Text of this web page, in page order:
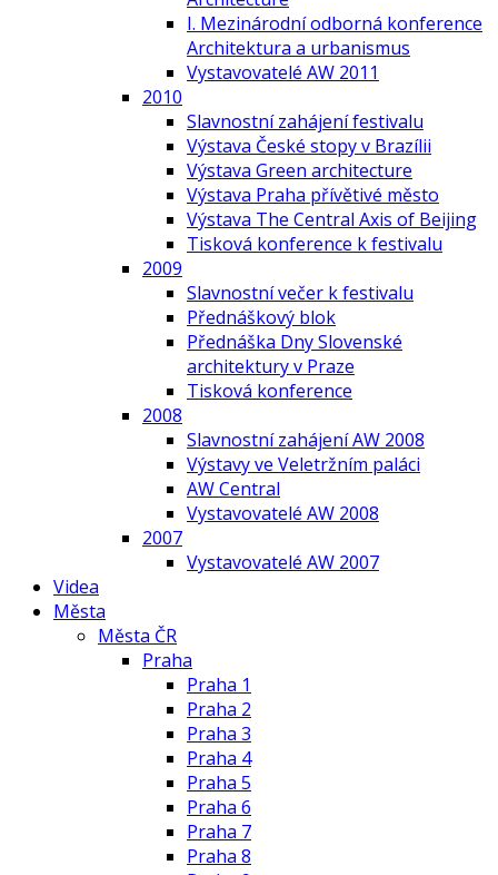
I. Mezinárodní odborná konference
Architektura a urbanismus
Vystavovatelé AW 2011
2010
Slavnostní zahájení festivalu
Výstava České stopy v Brazílii
Výstava Green architecture
Výstava Praha přívětivé město
Výstava The Central Axis of Beijing
Tisková konference k festivalu
2009
Slavnostní večer k festivalu
Přednáškový blok
Přednáška Dny Slovenské
architektury v Praze
Tisková konference
2008
Slavnostní zahájení AW 2008
Výstavy ve Veletržním paláci
AW Central
Vystavovatelé AW 2008
2007
Vystavovatelé AW 2007
Videa
Města
Města ČR
Praha
Praha 1
Praha 2
Praha 3
Praha 4
Praha 5
Praha 6
Praha 7
Praha 8